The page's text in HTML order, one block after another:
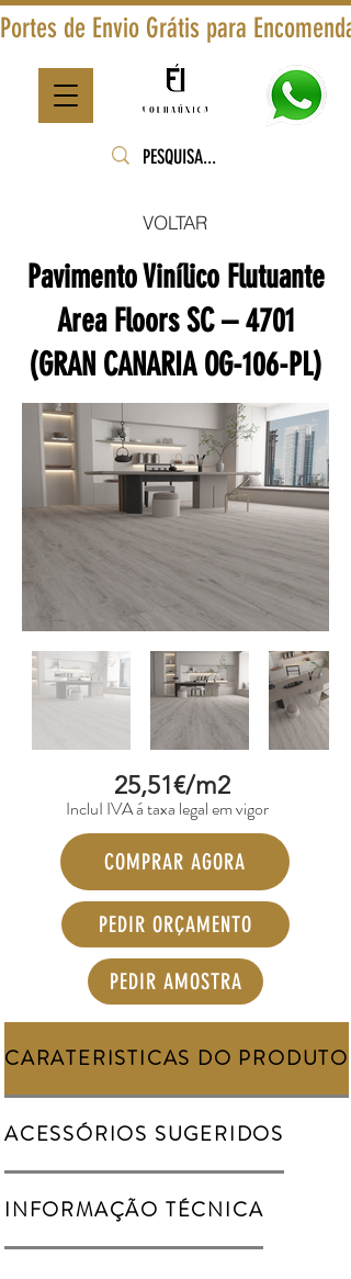
Portes de Envio Grátis para
VOLTAR
Pavimento Vinílico Flutuante
Area Floors SC – 4701
(GRAN CANARIA OG-106-PL)
25,51€/m2
IncluI IVA á taxa legal em vigor
COMPRAR AGORA
PEDIR ORÇAMENTO
PEDIR AMOSTRA
CARATERISTICAS DO PRODUTO
ACESSÓRIOS SUGERIDOS
INFORMAÇÃO TÉCNICA